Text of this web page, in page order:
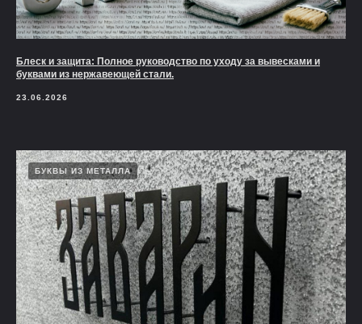
Блеск и защита: Полное руководство по уходу за вывесками и
буквами из нержавеющей стали.
23.06.2026
БУКВЫ ИЗ МЕТАЛЛА